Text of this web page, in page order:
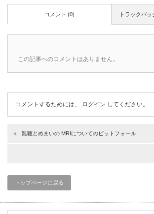
トラックバッ
コメント (0)
この記事へのコメントはありません。
コメントするためには、 ログイン してください。
難聴とめまいの MRIについてのピットフォール
トップページに戻る